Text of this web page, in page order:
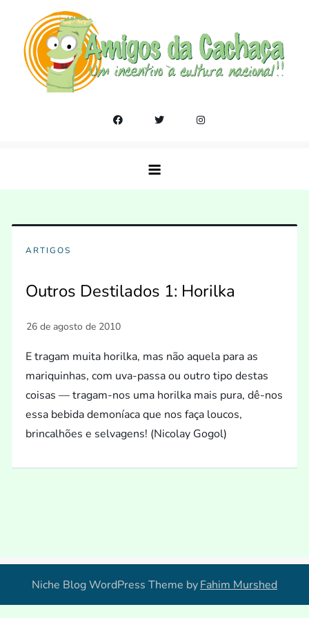
content
ARTIGOS
Outros Destilados 1: Horilka
E tragam muita horilka, mas não aquela para as
mariquinhas, com uva-passa ou outro tipo destas
coisas — tragam-nos uma horilka mais pura, dê-nos
essa bebida demoníaca que nos faça loucos,
brincalhões e selvagens! (Nicolay Gogol)
Niche Blog WordPress Theme byFahim Murshed